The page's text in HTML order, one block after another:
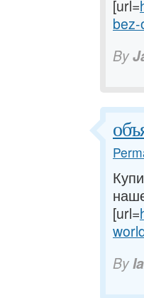
[url=
By
[url=
By